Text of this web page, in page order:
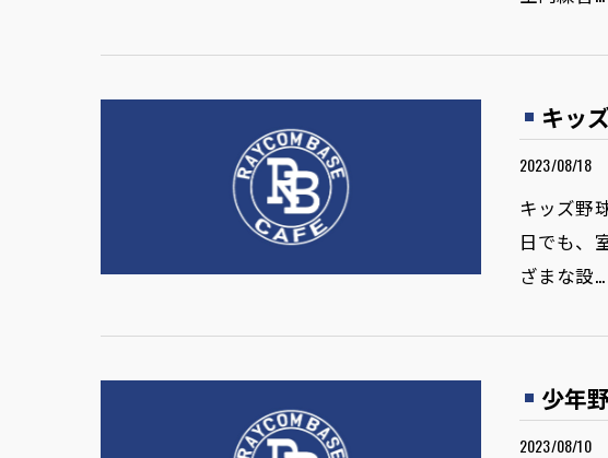
キッ
2023/08/18
キッズ野
日でも、
ざまな設…
少年
2023/08/10